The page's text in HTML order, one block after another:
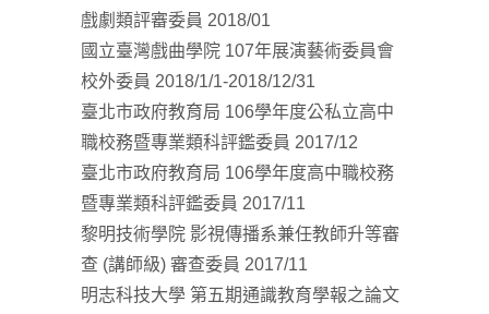
戲劇類評審委員 2018/01
國立臺灣戲曲學院 107年展演藝術委員會
校外委員 2018/1/1-2018/12/31
臺北市政府教育局 106學年度公私立高中
職校務暨專業類科評鑑委員 2017/12
臺北市政府教育局 106學年度高中職校務
暨專業類科評鑑委員 2017/11
黎明技術學院 影視傳播系兼任教師升等審
查 (講師級) 審查委員 2017/11
明志科技大學 第五期通識教育學報之論文